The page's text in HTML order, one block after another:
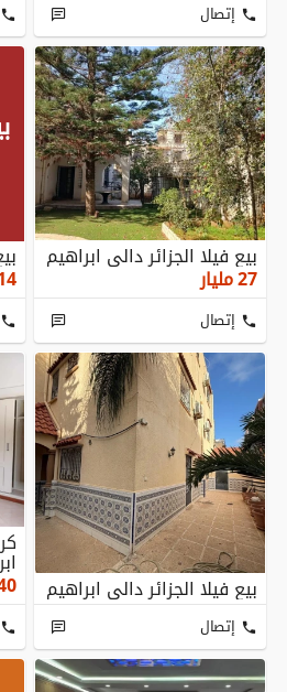
إتصال
بيع فيلا الجزائر دالي ابراهيم
27مليار
إتصال
بيع فيلا الجزائر دالي ابراهيم
إتصال